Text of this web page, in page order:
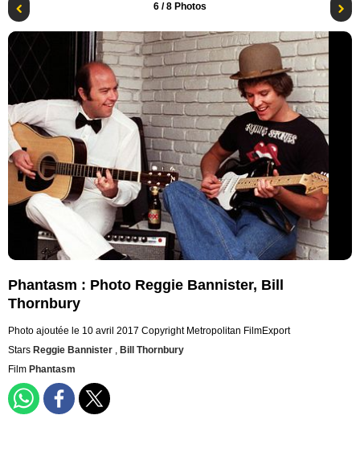
6 / 8 Photos
Phantasm : Photo Reggie Bannister, Bill
Thornbury
Photo ajoutée le 10 avril 2017 Copyright Metropolitan FilmExport
Stars Reggie Bannister , Bill Thornbury
Film Phantasm